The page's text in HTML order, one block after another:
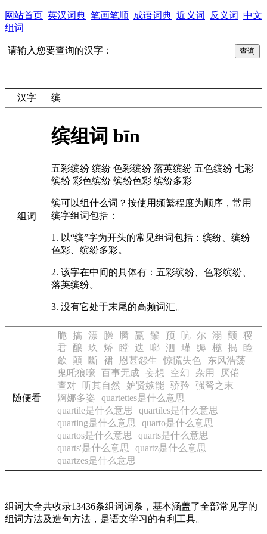
网站首页 英汉词典 笔画笔顺 成语词典 近义词 反义词 中文
组词
请输入您要查询的汉字：
汉字 缤
组词
缤组词 bīn
五彩缤纷 缤纷 色彩缤纷 落英缤纷 五色缤纷 七彩
缤纷 彩色缤纷 缤纷色彩 缤纷多彩
缤可以组什么词？按使用频繁程度为顺序，常用
缤字组词包括：
1. 以“缤”字为开头的常见组词包括：缤纷、缤纷
色彩、缤纷多彩。
2. 该字在中间的具体有：五彩缤纷、色彩缤纷、
落英缤纷。
3. 没有它处于末尾的高频词汇。
随便看
脆 搞 漂 臊 腾 赢 鬃 预 吭 尔 溺 颤
稷
君
酿 玖 矫 瞠 迭 啷 泗 瑾 缛 榄 抿 睑
歛
顛 斷 裙 恩甚怨生 惊慌失色
东风浩荡
鬼吒狼嚎
百事无成 妄想 空幻 杂用
厌倦
查对
听其自然 妒贤嫉能 骄矜
强弩之末
婀娜多姿
quartettes是什么意思
quartile是什么意思
quartiles是什么意思
quarting是什么意思
quarto是什么意思
quartos是什么意思
quarts是什么意思
quarts'是什么意思
quartz是什么意思
quartzes是什么意思
组词大全共收录13436条组词词条，基本涵盖了全部常见字的
组词方法及造句方法，是语文学习的有利工具。